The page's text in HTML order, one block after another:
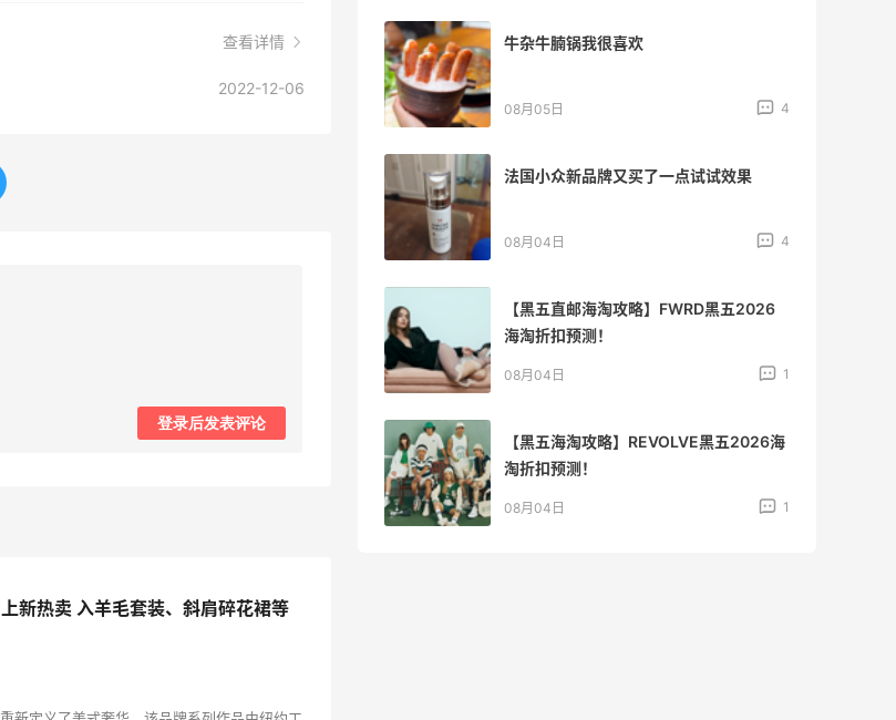
查看详情
2022-12-06
登录后发表评论
新热卖 入羊毛套装、斜肩碎花裙等
柏瑞美黑瓶和白瓶哪个好用？混油皮选了
吃到了干煸炒面，好吃诶
牛杂牛腩锅我很喜欢
08月05日 4
法国小众新品牌又买了一点试试效果
08月04日 4
【黑五直邮海淘攻略】FWRD黑五2026
海淘折扣预测！
08月04日 1
【黑五海淘攻略】REVOLVE黑五2026海
淘折扣预测！
08月04日 1